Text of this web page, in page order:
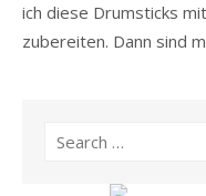
ich diese Drumsticks
zubereiten. Dann sind
Search